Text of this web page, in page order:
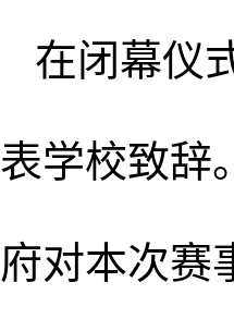
在闭幕仪
表学校致辞
府对本次赛